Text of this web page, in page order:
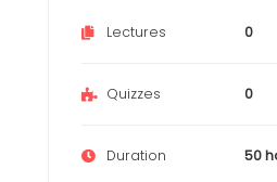
Lectures 0
Quizzes 0
Duration 50